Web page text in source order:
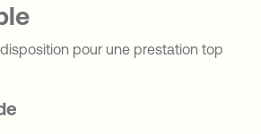
pour une prestation top